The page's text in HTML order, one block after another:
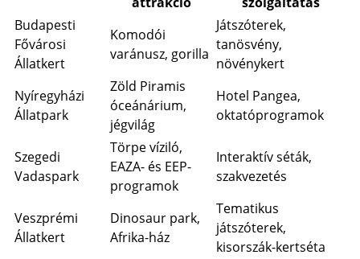
Budapesti
Fővárosi
Állatkert
Komodói
varánusz, gorilla
Játszóterek,
tanösvény,
növénykert
Nyíregyházi
Állatpark
Zöld Piramis
óceánárium,
jégvilág
Hotel Pangea,
oktatóprogramok
Szegedi
Vadaspark
Törpe víziló,
EAZA- és EEP-
programok
Interaktív séták,
szakvezetés
Veszprémi
Állatkert
Dinosaur park,
Afrika-ház
Tematikus
játszóterek,
kisorszák-kertséta